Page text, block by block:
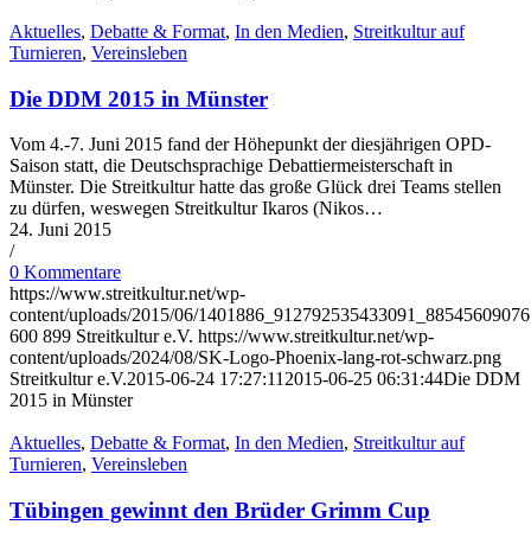
Aktuelles, Debatte & Format, In den Medien, Streitkultur auf
Turnieren, Vereinsleben
Die DDM 2015 in Münster
Vom 4.-7. Juni 2015 fand der Höhepunkt der diesjährigen OPD-
Saison statt, die Deutschsprachige Debattiermeisterschaft in
Münster. Die Streitkultur hatte das große Glück drei Teams stellen
zu dürfen, weswegen Streitkultur Ikaros (Nikos…
24. Juni 2015
/
0 Kommentare
https://www.streitkultur.net/wp-
content/uploads/2015/06/
600 899 Streitkultur e.V. https://www.streitkultur.net/wp-
content/uploads/2024/08/SK-Logo-Phoenix-lang-rot-schwarz.png
Streitkultur e.V.2015-06-24 17:27:11 2015-06-25 06:31:44Die DDM
2015 in Münster
Aktuelles, Debatte & Format, In den Medien, Streitkultur auf
Turnieren, Vereinsleben
Tübingen gewinnt den Brüder Grimm Cup